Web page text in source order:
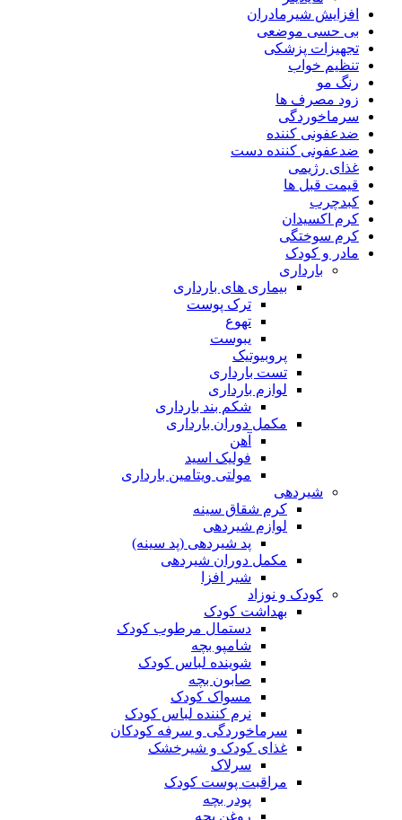
افزایش شیرمادران
بی حسی موضعی
تجهیزات پزشکی
تنظیم خواب
رنگ مو
زود مصرف ها
سرماخوردگی
ضدعفونی کننده
ضدعفونی کننده دست
غذای رژیمی
قیمت قبل ها
کبدچرب
کرم اکسیدان
کرم سوختگی
مادر و کودک
بارداری
بیماری های بارداری
ترک پوست
تهوع
یبوست
پروبیوتیک
تست بارداری
لوازم بارداری
شکم بند بارداری
مکمل دوران بارداری
آهن
فولیک اسید
مولتی ویتامین بارداری
شیردهی
کرم شقاق سینه
لوازم شیردهی
پد شیردهی (پد سینه)
مکمل دوران شیردهی
شیر افزا
کودک و نوزاد
بهداشت کودک
دستمال مرطوب کودک
شامپو بچه
شوینده لباس کودک
صابون بچه
مسواک کودک
نرم کننده لباس کودک
سرماخوردگی و سرفه کودکان
غذای کودک و شیرخشک
سرلاک
مراقبت پوست کودک
پودر بچه
روغن بچه